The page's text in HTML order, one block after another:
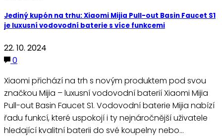
Jediný kupón na trhu: Xiaomi Mijia Pull-out Basin Faucet S1
je luxusní vodovodní baterie s více funkcemi
22. 10. 2024
0
Xiaomi přichází na trh s novým produktem pod svou
značkou Mijia – luxusní vodovodní baterií Xiaomi Mijia
Pull-out Basin Faucet S1. Vodovodní baterie Mijia nabízí
řadu funkcí, které uspokojí i ty nejnáročnější uživatele
hledající kvalitní baterii do své koupelny nebo…